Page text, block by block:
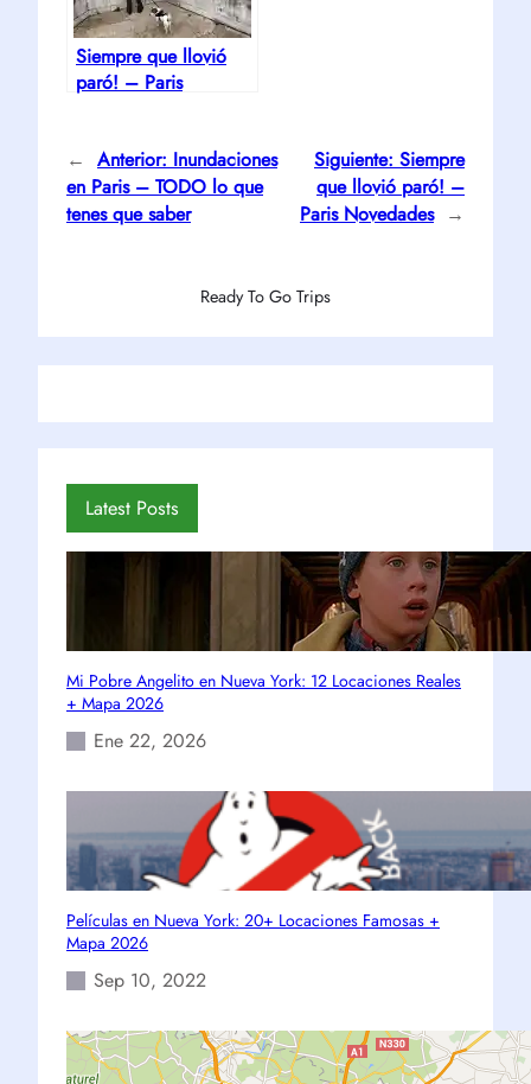
Siempre que llovió
paró! – Paris
← Anterior: Inundaciones
en Paris – TODO lo que
tenes que saber
Siguiente: Siempre
que llovió paró! –
Paris Novedades →
Ready To Go Trips
Latest Posts
Mi Pobre Angelito en Nueva York: 12 Locaciones Reales
+ Mapa 2026
Ene 22, 2026
Películas en Nueva York: 20+ Locaciones Famosas +
Mapa 2026
Sep 10, 2022